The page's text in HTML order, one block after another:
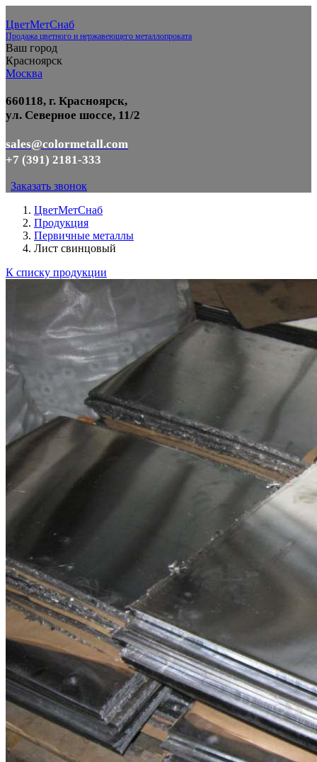
ЦветМетСнаб
Продажа цветного и нержавеющего металлопроката
Ваш город
Красноярск
Москва
660118, г. Красноярск,
ул. Северное шоссе, 11/2
sales@colormetall.com
+7 (391) 2181-333
Заказать звонок
ЦветМетСнаб
Продукция
Первичные металлы
Лист свинцовый
К списку продукции